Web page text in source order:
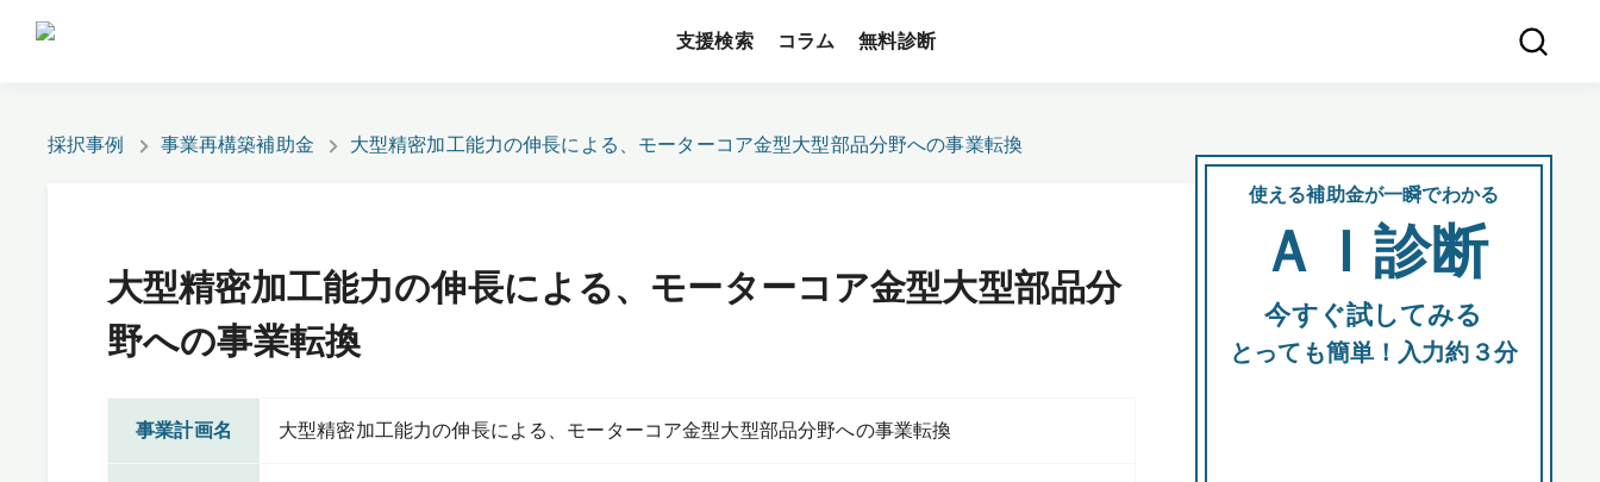
支援検索 コラム 無料診断
採択事例 事業再構築補助金 大型精密加工能力の伸長による、モーターコア金型大型部品分野への事業転換
大型精密加工能力の伸長による、モーターコア金型大型部品分
野への事業転換
事業計画名 大型精密加工能力の伸長による、モーターコア金型大型部品分野への事業転換
使える補助金が一瞬でわかる
ＡＩ診断
今すぐ試してみる
とっても簡単！入力約３分